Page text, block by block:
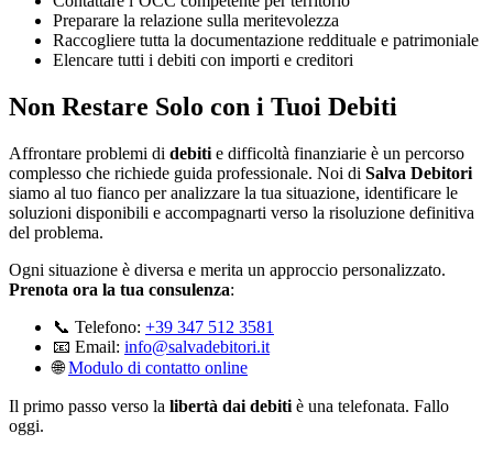
Preparare la relazione sulla meritevolezza
Raccogliere tutta la documentazione reddituale e patrimoniale
Elencare tutti i debiti con importi e creditori
Non Restare Solo con i Tuoi Debiti
Affrontare problemi di debiti e difficoltà finanziarie è un percorso
complesso che richiede guida professionale. Noi di Salva Debitori
siamo al tuo fianco per analizzare la tua situazione, identificare le
soluzioni disponibili e accompagnarti verso la risoluzione definitiva
del problema.
Ogni situazione è diversa e merita un approccio personalizzato.
Prenota ora la tua consulenza:
📞 Telefono: +39 347 512 3581
📧 Email: info@salvadebitori.it
🌐Modulo di contatto online
Il primo passo verso la libertà dai debiti è una telefonata. Fallo
oggi.